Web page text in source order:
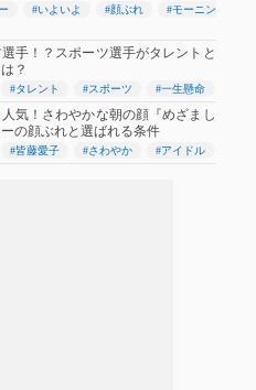
#いよいよ #顔ぶれ
#モーニン
手！？スポーツ選手がタレントと
？
#タレント #スポーツ #一生懸命
気！さわやかな朝の顔『めざまし
の顔ぶれと選ばれる条件
#皆藤愛子 #さわやか #アイドル